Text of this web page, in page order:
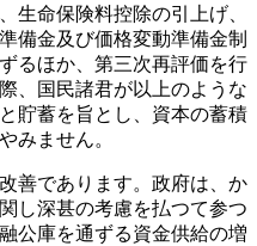
生命保険料控除の引上げ、
備金及び価格変動準備金制
るほか、第三次再評価を行
、国民諸君が以上のような
貯蓄を旨とし、資本の蓄積
みません。
善であります。政府は、か
し深甚の考慮を払つて参つ
公庫を通ずる資金供給の増